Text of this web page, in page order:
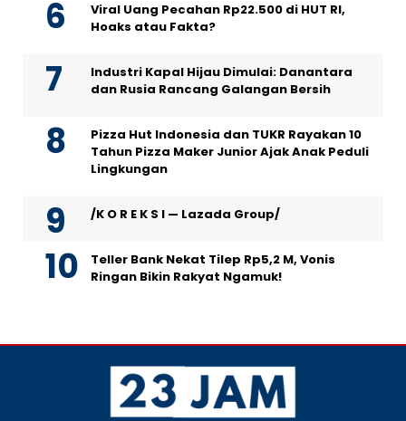
Viral Uang Pecahan Rp22.500 di HUT RI,
Hoaks atau Fakta?
Industri Kapal Hijau Dimulai: Danantara
dan Rusia Rancang Galangan Bersih
Pizza Hut Indonesia dan TUKR Rayakan 10
Tahun Pizza Maker Junior Ajak Anak Peduli
Lingkungan
/K O R E K S I — Lazada Group/
Teller Bank Nekat Tilep Rp5,2 M, Vonis
Ringan Bikin Rakyat Ngamuk!